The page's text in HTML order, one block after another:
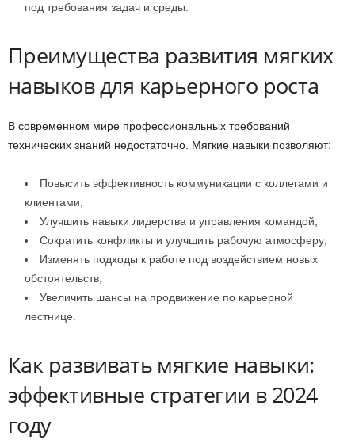
под требования задач и среды.
Преимущества развития мягких
навыков для карьерного роста
В современном мире профессиональных требований
технических знаний недостаточно. Мягкие навыки позволяют:
Повысить эффективность коммуникации с коллегами и
клиентами;
Улучшить навыки лидерства и управления командой;
Сократить конфликты и улучшить рабочую атмосферу;
Изменять подходы к работе под воздействием новых
обстоятельств;
Увеличить шансы на продвижение по карьерной
лестнице.
Как развивать мягкие навыки:
эффективные стратегии в 2024
году